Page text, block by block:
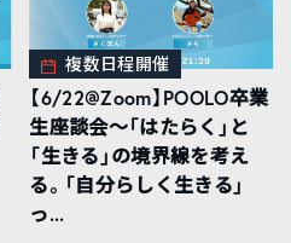
複数日程開催
【6/22@Zoom】POOLO卒業
生座談会〜「はたらく」と
「生きる」の境界線を考え
る。「自分らしく生きる」
っ...